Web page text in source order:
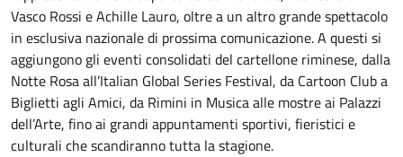
Vasco Rossi e Achille Lauro, oltre a un altro grande spettacolo
in esclusiva nazionale di prossima comunicazione. A questi si
aggiungono gli eventi consolidati del cartellone riminese, dalla
Notte Rosa all’Italian Global Series Festival, da Cartoon Club a
Biglietti agli Amici, da Rimini in Musica alle mostre ai Palazzi
dell’Arte, fino ai grandi appuntamenti sportivi, fieristici e
culturali che scandiranno tutta la stagione.